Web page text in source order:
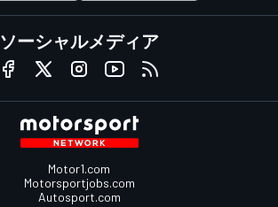
ソーシャルメディア
Motor1.com
Motorsportjobs.com
Autosport.com